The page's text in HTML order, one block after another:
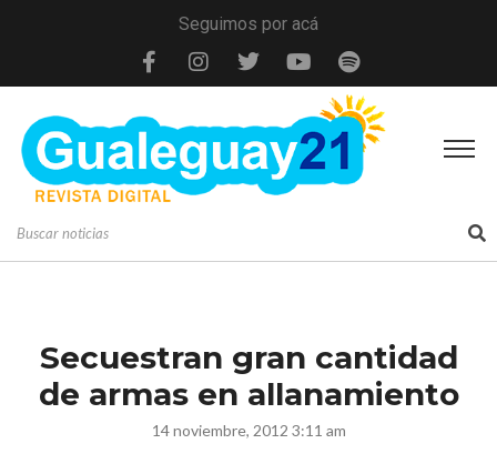
Seguimos por acá
Secuestran gran cantidad
de armas en allanamiento
14 noviembre, 2012 3:11 am